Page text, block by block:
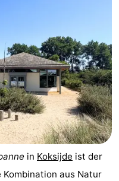
in Koksijde ist der
aus Natur